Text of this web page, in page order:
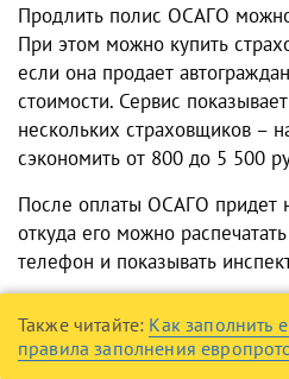
Продлить полис ОСАГО
При этом можно купить
если она продает
стоимости. Сервис
нескольких страховщиков –
сэкономить от 800 до 5 500
После оплаты ОСАГО придет
откуда его можно
телефон и показывать
Также читайте: Как заполнить
правила заполнения